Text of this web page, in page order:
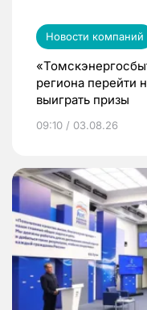
Новости компаний
региона перейти
выиграть призы
09:10 / 03.08.26